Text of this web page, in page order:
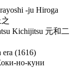
-ju Hiroga
Kichijitsu 元和二
era (1616)
но-куни